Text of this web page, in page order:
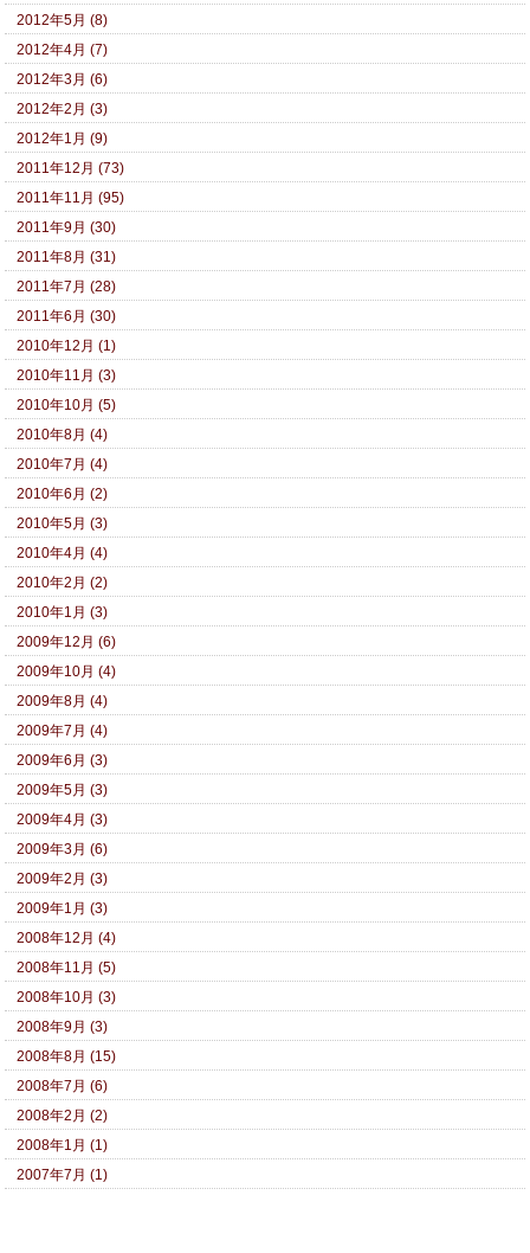
2012年5月 (8)
2012年4月 (7)
2012年3月 (6)
2012年2月 (3)
2012年1月 (9)
2011年12月 (73)
2011年11月 (95)
2011年9月 (30)
2011年8月 (31)
2011年7月 (28)
2011年6月 (30)
2010年12月 (1)
2010年11月 (3)
2010年10月 (5)
2010年8月 (4)
2010年7月 (4)
2010年6月 (2)
2010年5月 (3)
2010年4月 (4)
2010年2月 (2)
2010年1月 (3)
2009年12月 (6)
2009年10月 (4)
2009年8月 (4)
2009年7月 (4)
2009年6月 (3)
2009年5月 (3)
2009年4月 (3)
2009年3月 (6)
2009年2月 (3)
2009年1月 (3)
2008年12月 (4)
2008年11月 (5)
2008年10月 (3)
2008年9月 (3)
2008年8月 (15)
2008年7月 (6)
2008年2月 (2)
2008年1月 (1)
2007年7月 (1)